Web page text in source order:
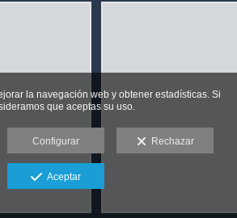
la navegación web y obtener estadísticas. Si
que aceptas su uso.
Configurar Rechazar
Aceptar